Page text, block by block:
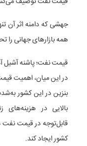
جهشی که دامنه اثر آن
همه بازارهای جهانی را
قیمت نفت؛ پاشنه آشیل
در این میان، اهمیت
بنزین در این کشور
بالایی در هزینه‌های
قابل‌توجه در قیمت نفت
کشور ایجاد کند.